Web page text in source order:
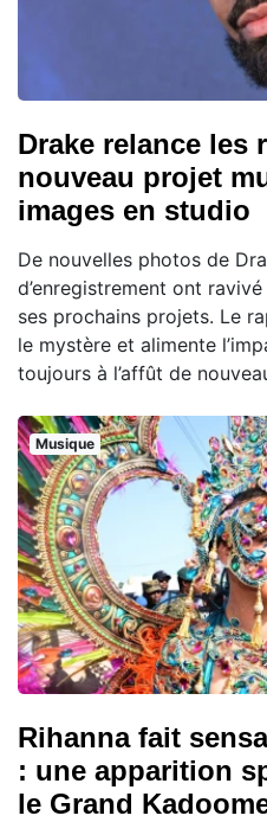
Drake relance les
nouveau projet
images en studio
De nouvelles photos de
d’enregistrement ont
ses prochains projets. Le
le mystère et alimente
toujours à l’affût de
Musique
Rihanna fait
: une apparition
le Grand